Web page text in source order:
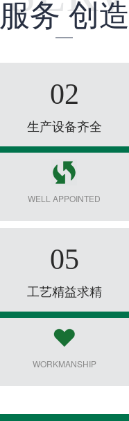
务 创
02
生产设备齐全
WELL APPOINTED
05
工艺精益求精
WORKMANSHIP